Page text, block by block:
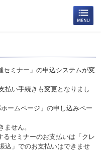
セミナー」の申込システムが変
払い手続きも変更となりまし
ームページ」の申し込みペー
せん。
るセミナーのお支払いは「クレ
込」でのお支払いはできませ